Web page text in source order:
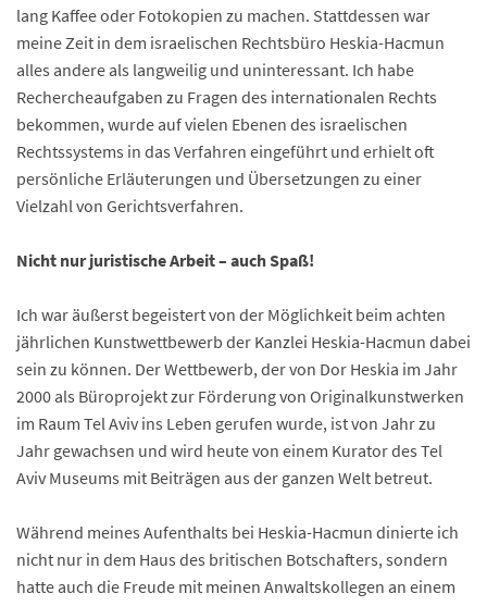
lang Kaffee oder Fotokopien zu machen. Stattdessen war
meine Zeit in dem israelischen Rechtsbüro Heskia-Hacmun
alles andere als langweilig und uninteressant. Ich habe
Rechercheaufgaben zu Fragen des internationalen Rechts
bekommen, wurde auf vielen Ebenen des israelischen
Rechtssystems in das Verfahren eingeführt und erhielt oft
persönliche Erläuterungen und Übersetzungen zu einer
Vielzahl von Gerichtsverfahren.
Nicht nur juristische Arbeit – auch Spaß!
Ich war äußerst begeistert von der Möglichkeit beim achten
jährlichen Kunstwettbewerb der Kanzlei Heskia-Hacmun dabei
sein zu können. Der Wettbewerb, der von Dor Heskia im Jahr
2000 als Büroprojekt zur Förderung von Originalkunstwerken
im Raum Tel Aviv ins Leben gerufen wurde, ist von Jahr zu
Jahr gewachsen und wird heute von einem Kurator des Tel
Aviv Museums mit Beiträgen aus der ganzen Welt betreut.
Während meines Aufenthalts bei Heskia-Hacmun dinierte ich
nicht nur in dem Haus des britischen Botschafters, sondern
hatte auch die Freude mit meinen Anwaltskollegen an einem